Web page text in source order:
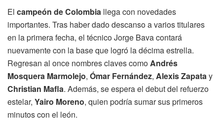
El campeón de Colombia llega con novedades
importantes. Tras haber dado descanso a varios titulares
en la primera fecha, el técnico Jorge Bava contará
nuevamente con la base que logró la décima estrella.
Regresan al once nombres claves comoAndrés
Mosquera Marmolejo, Ómar Fernández, Alexis Zapatay
Christian Mafla. Además, se espera el debut del refuerzo
estelar, Yairo Moreno, quien podría sumar sus primeros
minutos con el león.